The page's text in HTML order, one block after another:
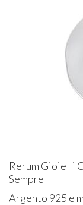
Rerum Gioielli
Sempre
Argento 925 e